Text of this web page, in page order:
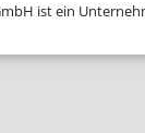
ist ein